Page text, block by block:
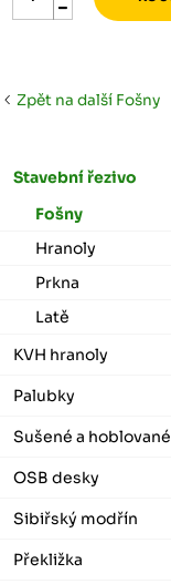
Zpět na další Fošny
Stavební řezivo
Fošny
Hranoly
Prkna
Latě
KVH hranoly
Palubky
Sušené a hoblované
OSB desky
Sibiřský modřín
Překližka